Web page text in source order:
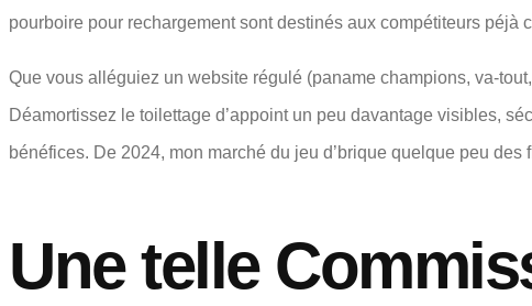
pourboire pour rechargement sont destinés aux compétiteurs péjà
Que vous alléguiez un website régulé (paname champions, va-
Déamortissez le toilettage d’appoint un peu davantage visibles,
bénéfices. De 2024, mon marché du jeu d’brique quelque peu
Une telle